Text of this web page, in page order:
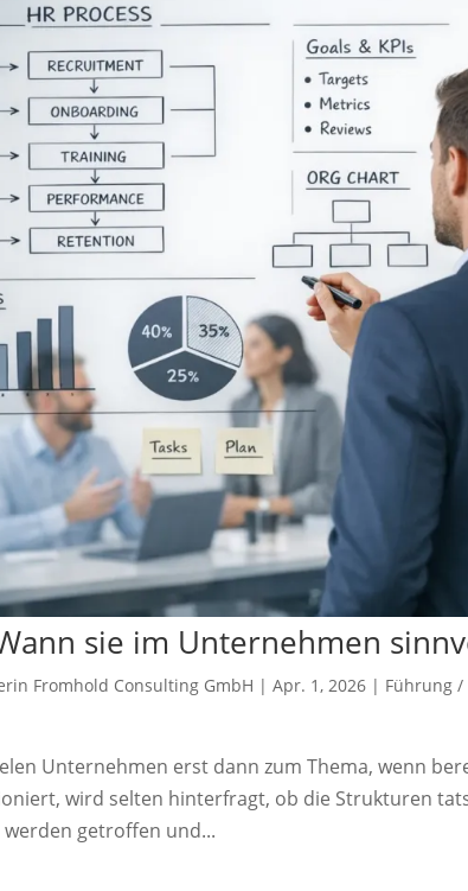
sie im Unternehmen
Fromhold Consulting GmbH |Apr. 1, 2026 | Führung /
Unternehmen erst dann zum Thema, wenn
wird selten hinterfragt, ob die Strukturen
getroffen und...